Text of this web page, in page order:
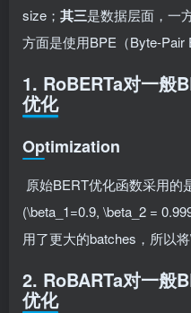
size； 其三是数据层面，一
方面是使用BPE（Byte-Pair
1. RoBERTa对一般
优化
Optimization
原始BERT优化函数采用
(\beta_1=0.9, \beta_2 =
用了更大的batches，所以将
2. RoBARTa对一般
优化